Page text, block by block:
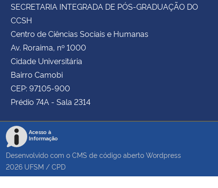
SECRETARIA INTEGRADA DE PÓS-GRADUAÇÃO DO
CCSH
Centro de Ciências Sociais e Humanas
Av. Roraima, nº 1000
Cidade Universitária
Bairro Camobi
CEP: 97105-900
Prédio 74A - Sala 2314
Acesso à
Informação
Desenvolvido com o CMS de código aberto Wordpress
2026 UFSM / CPD